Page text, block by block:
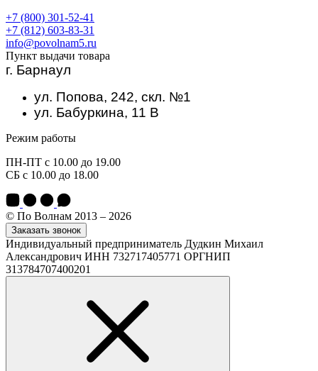
+7 (800) 301-52-41
+7 (812) 603-83-31
info@povolnam5.ru
Пункт выдачи товара
г. Барнаул
ул. Попова, 242, скл. №1
ул. Бабуркина, 11 В
Режим работы
ПН-ПТ с 10.00 до 19.00
СБ с 10.00 до 18.00
© По Волнам 2013 – 2026
Заказать звонок
Индивидуальный предприниматель Дудкин Михаил
Александрович ИНН 732717405771 ОРГНИП
313784707400201